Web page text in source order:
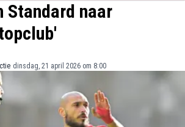
Standard naar
dinsdag, 21 april 2026 om 8:00